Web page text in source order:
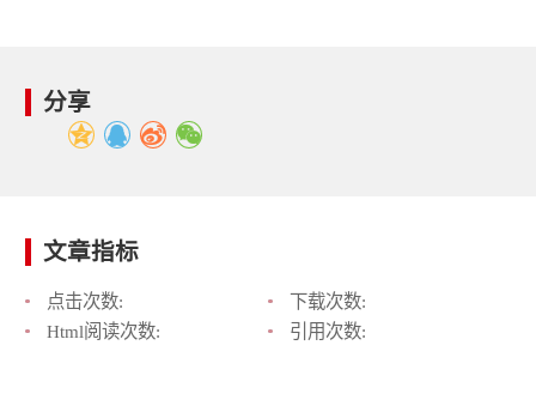
分享
文章指标
点击次数:
下载次数:
Html阅读次数:
引用次数: